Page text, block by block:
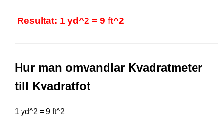
Resultat: 1 yd^2 = 9 ft^2
Hur man omvandlar Kvadratmeter
till Kvadratfot
1 yd^2 = 9 ft^2